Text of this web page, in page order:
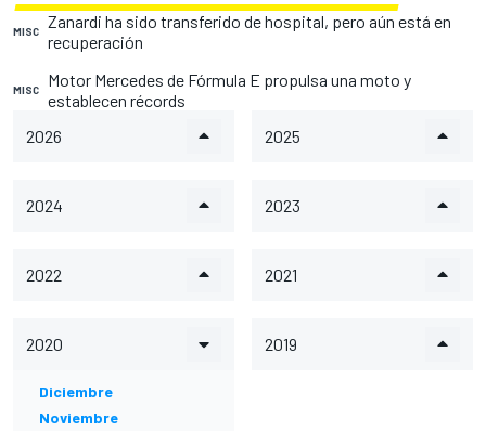
MISC
Zanardi ha sido transferido de hospital, pero aún está en
recuperación
MISC
Motor Mercedes de Fórmula E propulsa una moto y
establecen récords
2026
2025
2024 2023
2022 2021
2020
Diciembre
Noviembre
2019